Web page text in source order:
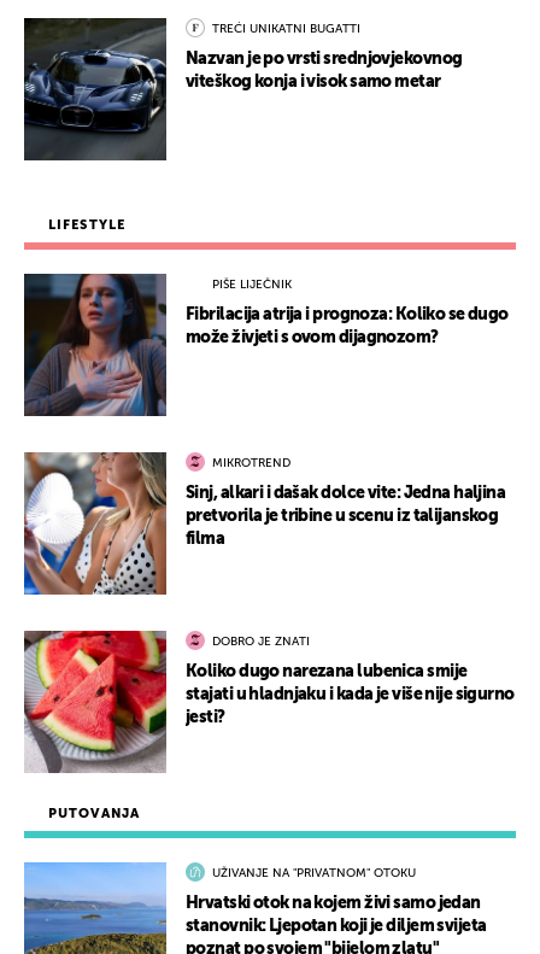
PUTOVANJA
UŽIVANJE NA "PRIVATNOM" OTOKU
Hrvatski otok na kojem živi samo jedan
stanovnik: Ljepotan koji je diljem svijeta
poznat po svojem "bijelom zlatu"
TREĆI UNIKATNI BUGATTI
Nazvan je po vrsti srednjovjekovnog
viteškog konja i visok samo metar
LIFESTYLE
PIŠE LIJEČNIK
Fibrilacija atrija i prognoza: Koliko se dugo
može živjeti s ovom dijagnozom?
MIKROTREND
Sinj, alkari i dašak dolce vite: Jedna haljina
pretvorila je tribine u scenu iz talijanskog
filma
DOBRO JE ZNATI
Koliko dugo narezana lubenica smije
stajati u hladnjaku i kada je više nije sigurno
jesti?